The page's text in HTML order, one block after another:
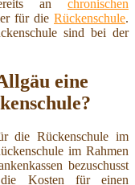
an chronischen
für die Rückenschule.
sind bei der
eine
die Rückenschule im
im Rahmen
bezuschusst
Kosten für einen